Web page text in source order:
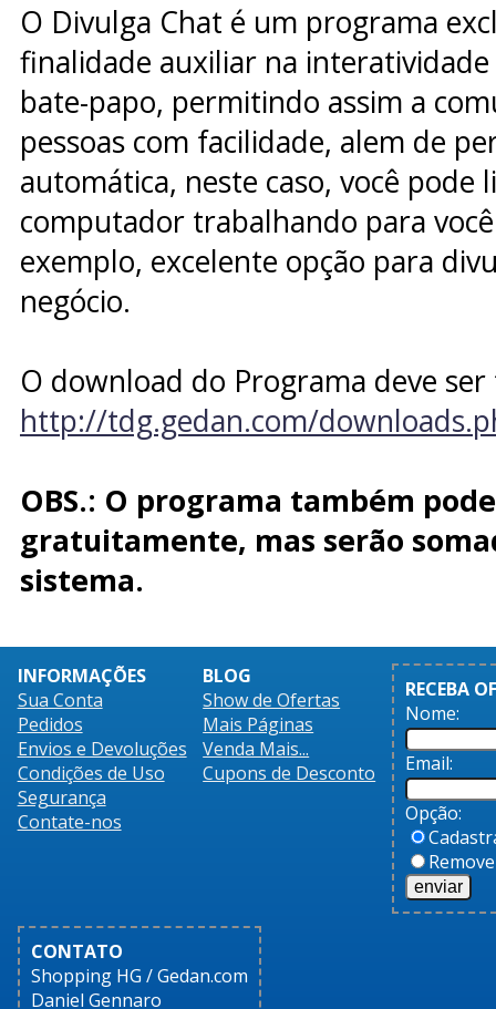
O Divulga Chat é um programa
finalidade auxiliar na interatividade
bate-papo, permitindo assim a
pessoas com facilidade, alem de
automática, neste caso, você pode
computador trabalhando para
exemplo, excelente opção para
negócio.
O download do Programa deve
http://tdg.gedan.com/
OBS.: O programa também
gratuitamente, mas serão
sistema.
INFORMAÇÕES
Sua Conta
Pedidos
Envios e Devoluções
Condições de Uso
Segurança
Contate-nos
BLOG
Show de Ofertas
Mais Páginas
Venda Mais...
Cupons de Desconto
RECEBA
Nome:
Email:
Opção:
CONTATO
Shopping HG / Gedan.com
Daniel Gennaro